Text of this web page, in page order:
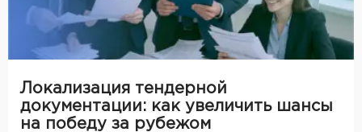
Локализация тендерной
документации: как увеличить шансы
на победу за рубежом